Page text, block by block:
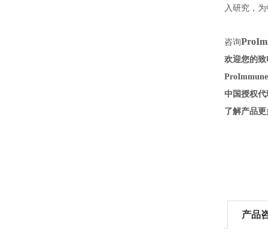
入研究，
咨询
欢迎您
中国授权
了解产品
产品